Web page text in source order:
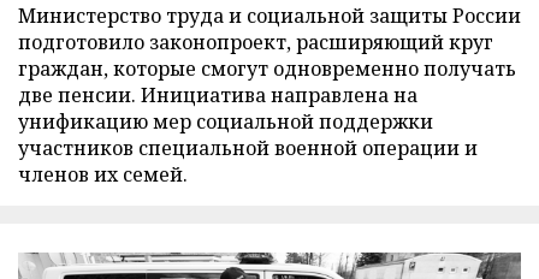
Министерство труда и социальной защиты России
подготовило законопроект, расширяющий круг
граждан, которые смогут одновременно получать
две пенсии. Инициатива направлена на
унификацию мер социальной поддержки
участников специальной военной операции и
членов их семей.